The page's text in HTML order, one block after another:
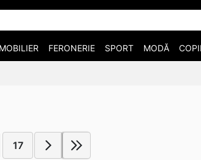
MOBILIER FERONERIE SPORT MODĂ
17